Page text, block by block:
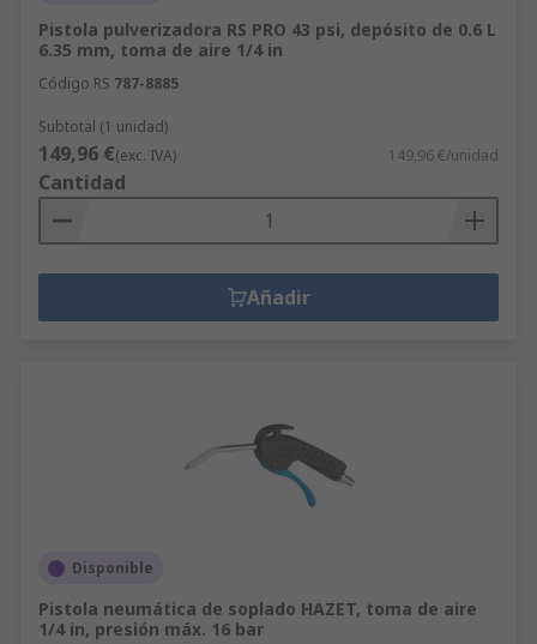
Pistola pulverizadora RS PRO 43 psi, depósito de 0.6 L
6.35 mm, toma de aire 1/4 in
Código RS 787-8885
Subtotal (1 unidad)
149,96 €(exc. IVA) 149,96 €/unidad
Cantidad
Añadir
Disponible
Pistola neumática de soplado HAZET, toma de aire
1/4 in, presión máx. 16 bar